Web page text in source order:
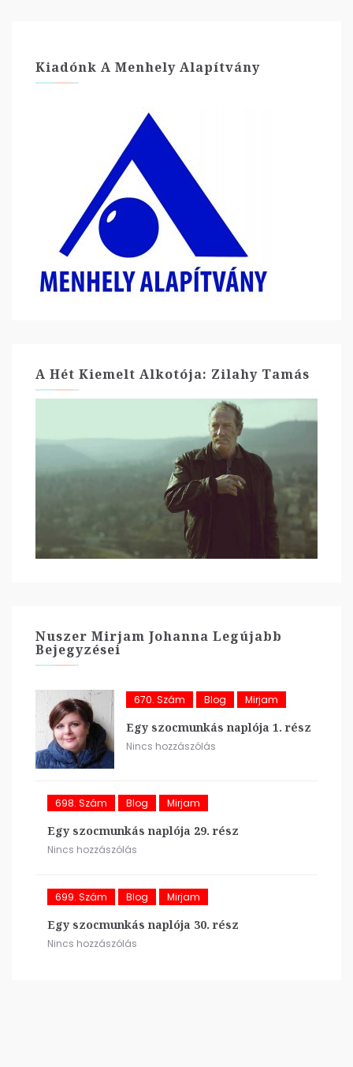
Kiadónk A Menhely Alapítvány
A Hét Kiemelt Alkotója: Zilahy Tamás
Nuszer Mirjam Johanna Legújabb
Bejegyzései
670. Szám Blog Mirjam
Egy szocmunkás naplója 1. rész
Nincs hozzászólás
698. Szám Blog Mirjam
Egy szocmunkás naplója 29. rész
Nincs hozzászólás
699. Szám Blog Mirjam
Egy szocmunkás naplója 30. rész
Nincs hozzászólás